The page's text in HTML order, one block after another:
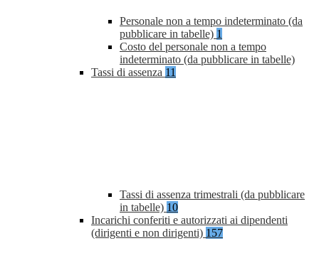
Personale non a tempo indeterminato (da
pubblicare in tabelle) 1
Costo del personale non a tempo
indeterminato (da pubblicare in tabelle)
Tassi di assenza 11
Tassi di assenza trimestrali (da pubblicare
in tabelle) 10
Incarichi conferiti e autorizzati ai dipendenti
(dirigenti e non dirigenti) 157